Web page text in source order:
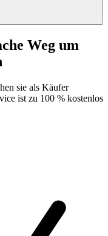
Weg um
sie als Käufer
ist zu 100 % kostenlos